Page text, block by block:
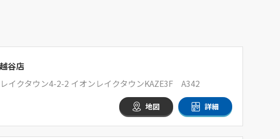
谷店
イクタウン4-2-2 イオンレイクタウンKAZE3F A342
地図 詳細